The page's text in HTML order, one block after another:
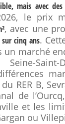
mais avec
le prix
, avec une
cinq ans.
un marché
RER B,
de
et les
ou